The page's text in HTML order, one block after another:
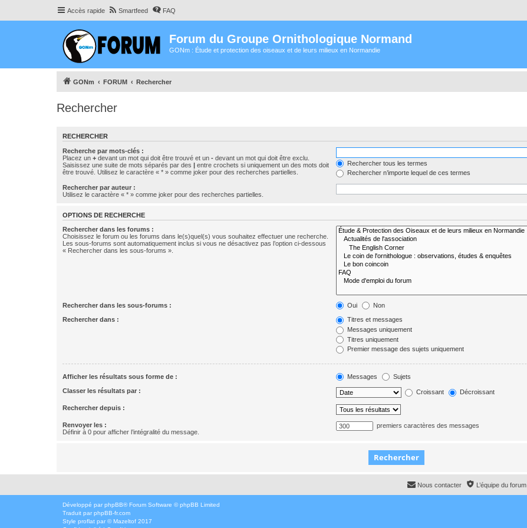
Accès rapide Smartfeed FAQ
Forum du Groupe Ornithologique Normand
GONm : Étude et protection des oiseaux et de leurs milieux en Normandie
GONm FORUM Rechercher
Rechercher
RECHERCHER
Recherche par mots-clés :
Placez un + devant un mot qui doit être trouvé et un - devant un mot qui doit être exclu.
Saisissez une suite de mots séparés par des | entre crochets si uniquement un des mots doit
être trouvé. Utilisez le caractère « * » comme joker pour des recherches partielles.
Rechercher tous les termes
Rechercher n’importe lequel de ces termes
Rechercher par auteur :
Utilisez le caractère « * » comme joker pour des recherches partielles.
OPTIONS DE RECHERCHE
Rechercher dans les forums :
Choisissez le forum ou les forums dans le(s)quel(s) vous souhaitez effectuer une recherche.
Les sous-forums sont automatiquement inclus si vous ne désactivez pas l’option ci-dessous
« Rechercher dans les sous-forums ».
Rechercher dans les sous-forums : Oui Non
Rechercher dans :
Titres et messages
Messages uniquement
Titres uniquement
Premier message des sujets uniquement
Afficher les résultats sous forme de : Messages Sujets
Classer les résultats par : Croissant Décroissant
Rechercher depuis :
Renvoyer les :
Définir à 0 pour afficher l’intégralité du message.
premiers caractères des messages
L’équipe du forum
Nous contacter
Développé par phpBB® Forum Software © phpBB Limited
Traduit par phpBB-fr.com
Style proflat par © Mazeltof 2017